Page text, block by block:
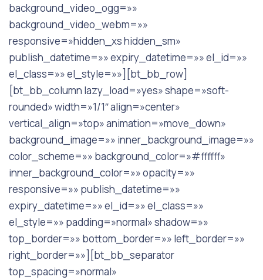
background_video_ogg=»»
background_video_webm=»»
responsive=»hidden_xs hidden_sm»
publish_datetime=»» expiry_datetime=»» el_id=»»
el_class=»» el_style=»»][bt_bb_row]
[bt_bb_column lazy_load=»yes» shape=»soft-
rounded» width=»1/1″ align=»center»
vertical_align=»top» animation=»move_down»
background_image=»» inner_background_image=»»
color_scheme=»» background_color=»#ffffff»
inner_background_color=»» opacity=»»
responsive=»» publish_datetime=»»
expiry_datetime=»» el_id=»» el_class=»»
el_style=»» padding=»normal» shadow=»»
top_border=»» bottom_border=»» left_border=»»
right_border=»»][bt_bb_separator
top_spacing=»normal»